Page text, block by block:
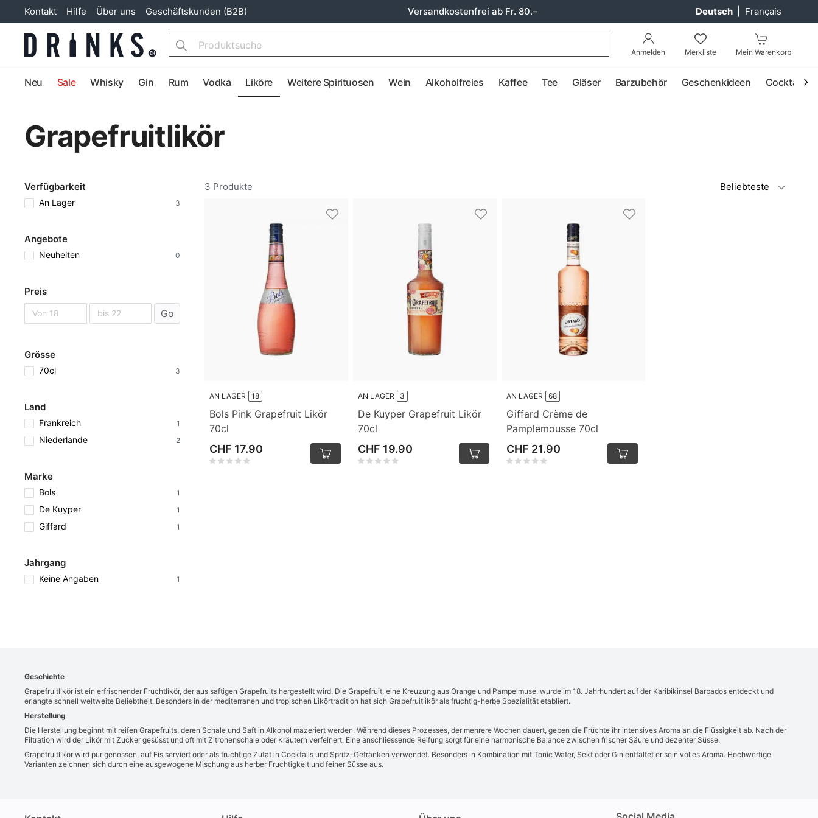
Kontakt Hilfe Über uns Geschäftskunden (B2B) Versandkostenfrei ab Fr. 80.– Deutsch Français
Anmelden Merkliste Mein Warenkorb
Search
Neu Sale Whisky Gin Rum Vodka Liköre Weitere Spirituosen Wein Alkoholfreies Kaffee Tee Gläser Barzubehör Geschenkideen Cocktail
Grapefruitlikör
Verfügbarkeit
An Lager 3
Angebote
Neuheiten 0
Preis
Go
Grösse
70cl 3
Land
Frankreich 1
Niederlande 2
Marke
Bols 1
De Kuyper 1
Giffard 1
Jahrgang
Keine Angaben 1
3 Produkte Beliebteste
AN LAGER 18
Bols Pink Grapefruit Likör
70cl
CHF 17.90
AN LAGER 3
De Kuyper Grapefruit Likör
70cl
CHF 19.90
AN LAGER 68
Giffard Crème de
Pamplemousse 70cl
CHF 21.90
Geschichte
Grapefruitlikör ist ein erfrischender Fruchtlikör, der aus saftigen Grapefruits hergestellt wird. Die Grapefruit, eine Kreuzung aus Orange und Pampelmuse, wurde im 18. Jahrhundert auf der Karibikinsel Barbados entdeckt und
erlangte schnell weltweite Beliebtheit. Besonders in der mediterranen und tropischen Likörtradition hat sich Grapefruitlikör als fruchtig-herbe Spezialität etabliert.
Herstellung
Die Herstellung beginnt mit reifen Grapefruits, deren Schale und Saft in Alkohol mazeriert werden. Während dieses Prozesses, der mehrere Wochen dauert, geben die Früchte ihr intensives Aroma an die Flüssigkeit ab. Nach der
Filtration wird der Likör mit Zucker gesüsst und oft mit Zitronenschale oder Kräutern verfeinert. Eine anschliessende Reifung sorgt für eine harmonische Balance zwischen frischer Säure und dezenter Süsse.
Grapefruitlikör wird pur genossen, auf Eis serviert oder als fruchtige Zutat in Cocktails und Spritz-Getränken verwendet. Besonders in Kombination mit Tonic Water, Sekt oder Gin entfaltet er sein volles Aroma. Hochwertige
Varianten zeichnen sich durch eine ausgewogene Mischung aus herber Fruchtigkeit und feiner Süsse aus.